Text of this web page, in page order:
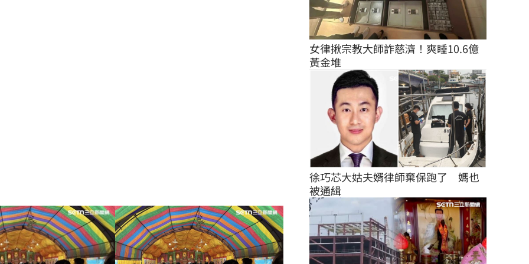
女律揪宗教大師詐慈濟！爽睡10.6億
黃金堆
徐巧芯大姑夫婿律師棄保跑了　媽也
被通緝